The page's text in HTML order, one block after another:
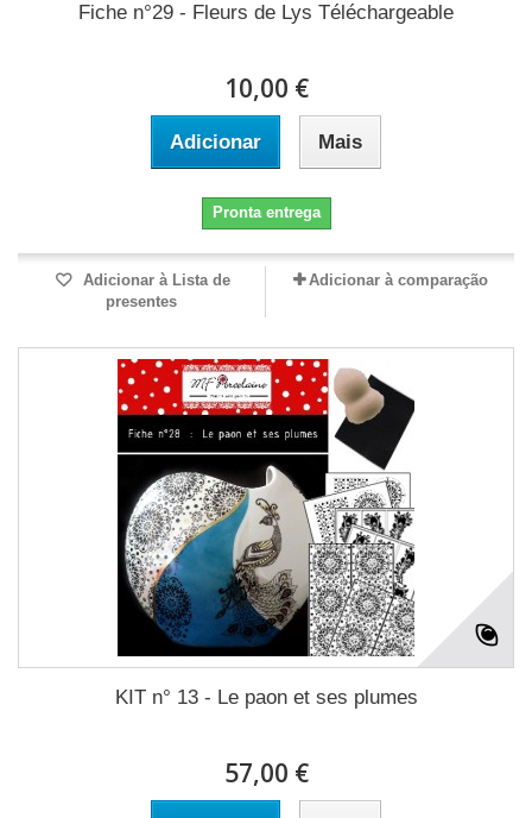
Fiche n°29 - Fleurs de Lys Téléchargeable
10,00 €
Adicionar Mais
Pronta entrega
Adicionar à Lista de
presentes
Adicionar à comparação
KIT n° 13 - Le paon et ses plumes
57,00 €